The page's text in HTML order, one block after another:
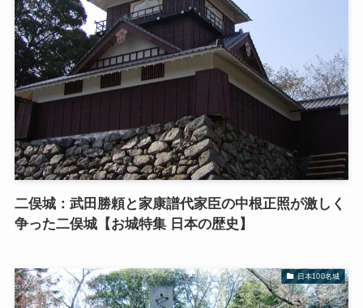
二俣城：武田勝頼と家康譜代家臣の中根正照が激しく
争った二俣城【お城特集 日本の歴史】
日本100名城